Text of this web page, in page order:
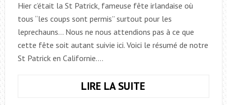
Hier c’était la St Patrick, fameuse fête irlandaise où
tous “les coups sont permis” surtout pour les
leprechauns… Nous ne nous attendions pas à ce que
cette fête soit autant suivie ici. Voici le résumé de notre
St Patrick en Californie.…
LIRE LA SUITE